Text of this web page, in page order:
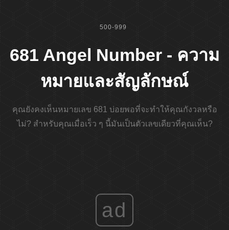
500-999
681 Angel Number - ความ
หมายและสัญลักษณ์
คุณยังคงเห็นหมายเลข 681 บ่อยพอที่จะทำให้คุณกังวลหรือ
ไม่? สำหรับคุณเมื่อเร็ว ๆ นี้มันเป็นตัวเลขเดียวที่คุณเห็น?
ad